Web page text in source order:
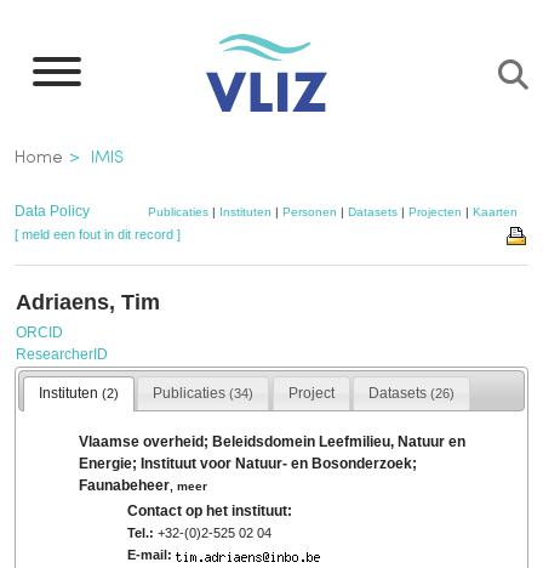
naar
inhoud
gaan
Kruimelpad
Home IMIS
Data Policy Publicaties| Instituten | Personen | Datasets| Projecten | Kaarten
[ meld een fout in dit record ]
Adriaens, Tim
ORCID
ResearcherID
Instituten (2) Publicaties(34) Project Datasets (26)
Vlaamse overheid; Beleidsdomein Leefmilieu, Natuur en
Energie; Instituut voor Natuur- en Bosonderzoek;
Faunabeheer ,meer
Contact op het instituut:
Tel.: +32-(0)2-525 02 04
E-mail: